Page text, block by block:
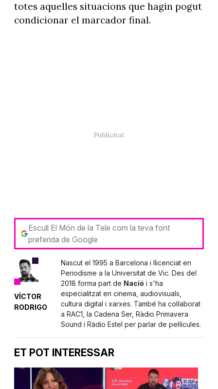
totes aquelles situacions que hagin pogut
condicionar el marcador final.
Escull El Món de la Tele com la teva font
preferida de Google
VÍCTOR
RODRIGO
Nascut el 1995 a Barcelona i llicenciat en
Periodisme a la Universitat de Vic. Des del
2018 forma part de Nació i s'ha
especialitzat en cinema, audiovisuals,
cultura digital i xarxes. També ha col·laborat
a RAC1, la Cadena Ser, Ràdio Primavera
Sound i Ràdio Estel per parlar de pel·lícules.
ET POT INTERESSAR